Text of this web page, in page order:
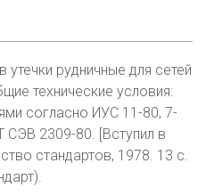
рудничные для сетей
технические условия:
согласно ИУС 11-80, 7-
СЭВ 2309-80. [Вступил в
стандартов, 1978. 13 с.